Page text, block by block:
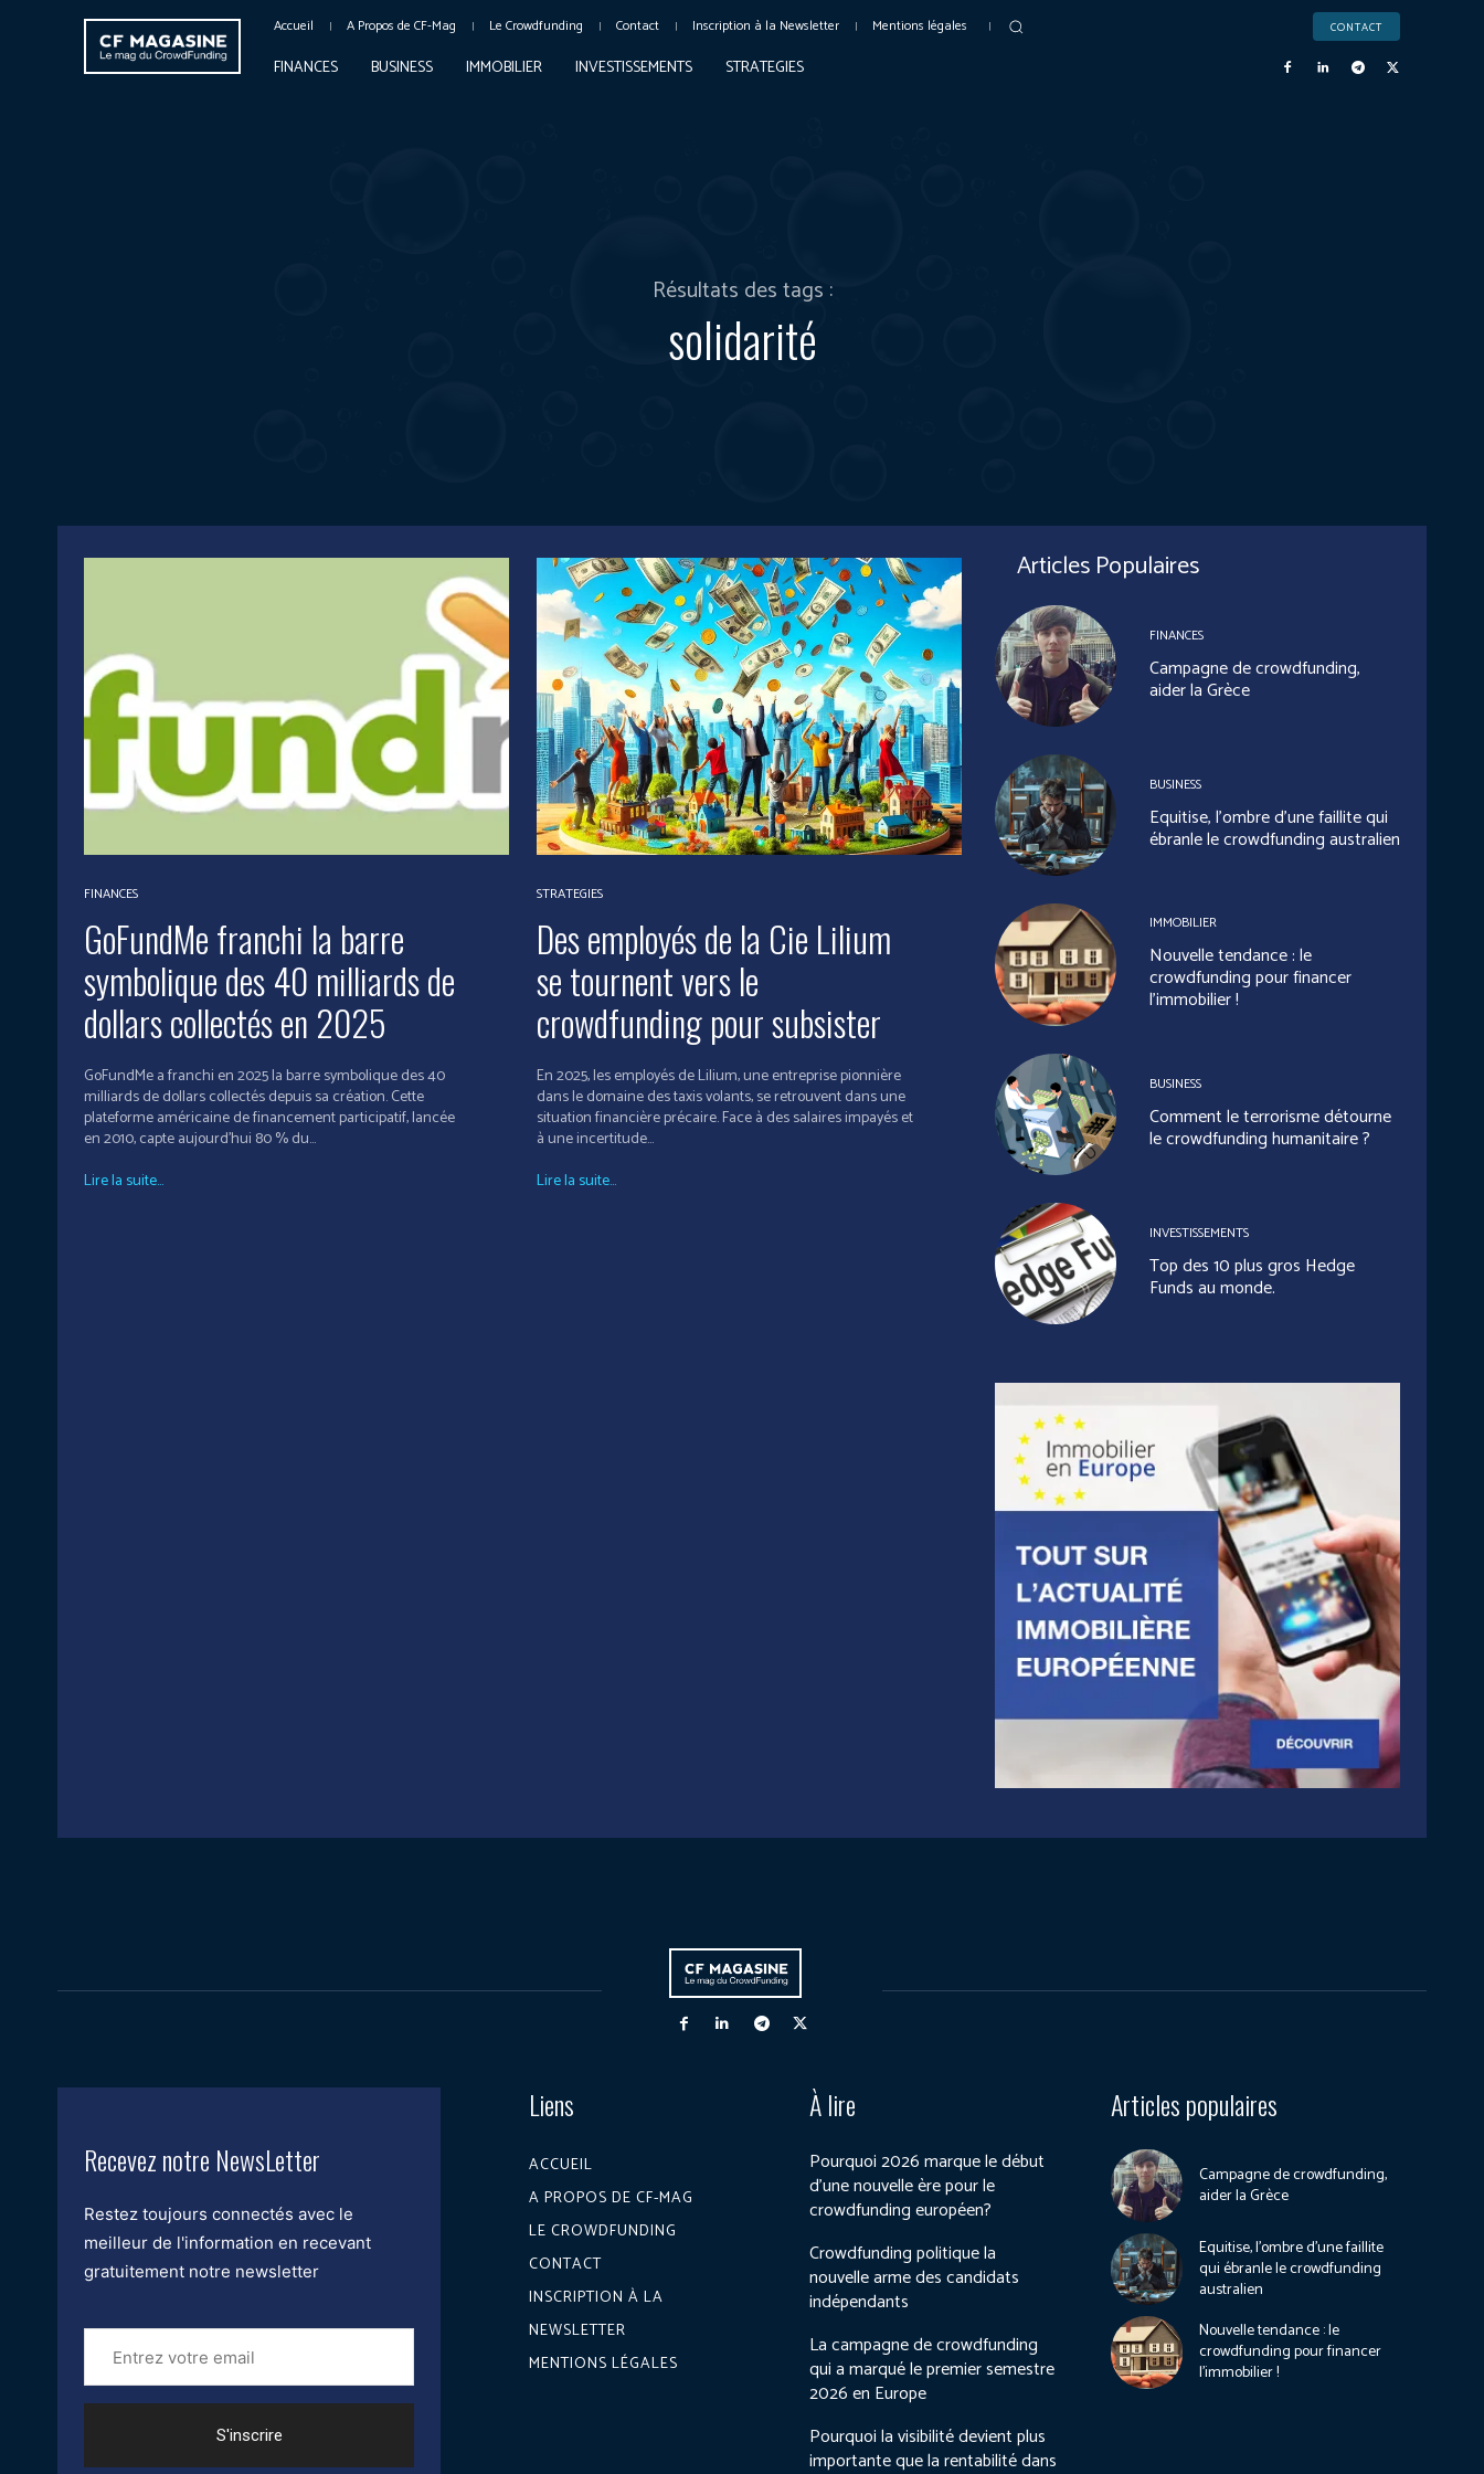
Accueil A Propos de CF-Mag Le Crowdfunding Contact Inscription à la Newsletter Mentions légales CONTACT
FINANCES BUSINESS IMMOBILIER INVESTISSEMENTS STRATEGIES
Résultats des tags :
solidarité
FINANCES
GoFundMe franchi la barre
symbolique des 40 milliards de
dollars collectés en 2025
GoFundMe a franchi en 2025 la barre symbolique des 40
milliards de dollars collectés depuis sa création. Cette
plateforme américaine de financement participatif, lancée
en 2010, capte aujourd’hui 80 % du...
Lire la suite...
STRATEGIES
Des employés de la Cie Lilium
se tournent vers le
crowdfunding pour subsister
En 2025, les employés de Lilium, une entreprise pionnière
dans le domaine des taxis volants, se retrouvent dans une
situation financière précaire. Face à des salaires impayés et
à une incertitude...
Lire la suite...
Articles Populaires
FINANCES
Campagne de crowdfunding,
aider la Grèce
BUSINESS
Equitise, l’ombre d’une faillite qui
ébranle le crowdfunding australien
IMMOBILIER
Nouvelle tendance : le
crowdfunding pour financer
l’immobilier !
BUSINESS
Comment le terrorisme détourne
le crowdfunding humanitaire ?
INVESTISSEMENTS
Top des 10 plus gros Hedge
Funds au monde.
Recevez notre NewsLetter
Restez toujours connectés avec le
meilleur de l'information en recevant
gratuitement notre newsletter
Entrez
votre
email
Liens
ACCUEIL
A PROPOS DE CF-MAG
LE CROWDFUNDING
CONTACT
INSCRIPTION À LA
NEWSLETTER
MENTIONS LÉGALES
À lire
Pourquoi 2026 marque le début
d’une nouvelle ère pour le
crowdfunding européen?
Crowdfunding politique la
nouvelle arme des candidats
indépendants
La campagne de crowdfunding
qui a marqué le premier semestre
2026 en Europe
Pourquoi la visibilité devient plus
importante que la rentabilité dans
Articles populaires
Campagne de crowdfunding,
aider la Grèce
Equitise, l’ombre d’une faillite
qui ébranle le crowdfunding
australien
Nouvelle tendance : le
crowdfunding pour financer
l’immobilier !